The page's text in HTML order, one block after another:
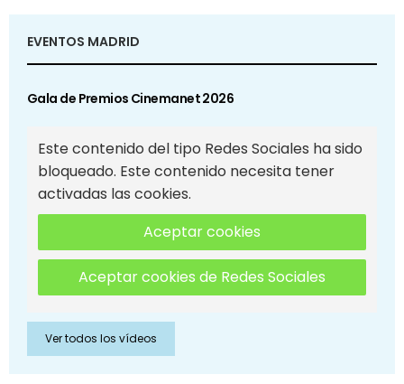
EVENTOS MADRID
Gala de Premios Cinemanet 2026
Este contenido del tipo Redes Sociales ha sido
bloqueado. Este contenido necesita tener
activadas las cookies.
Aceptar cookies
Aceptar cookies de Redes Sociales
Ver todos los vídeos